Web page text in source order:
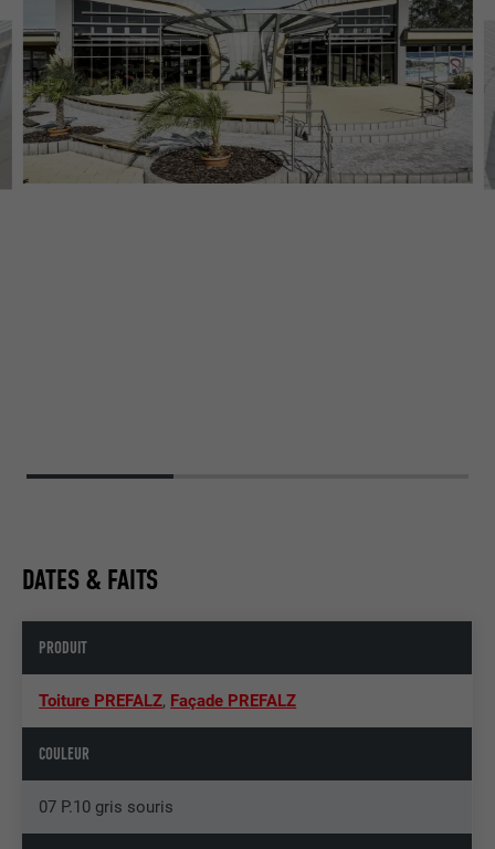
DATES & FAITS
PRODUIT
Toiture PREFALZ, Façade PREFALZ
COULEUR
07 P.10 gris souris